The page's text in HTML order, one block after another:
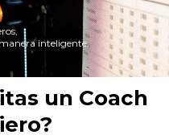
inteligente.
un Coach